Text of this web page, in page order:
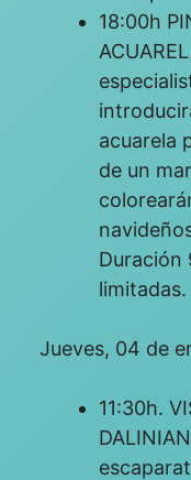
18:00h
acuarela
de un
Duración
Jueves, 04 de
11:30h.